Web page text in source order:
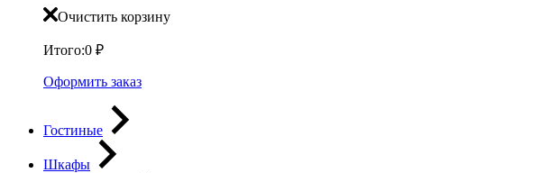
Очистить корзину
Итого:0 ₽
Оформить заказ
Гостиные
Шкафы